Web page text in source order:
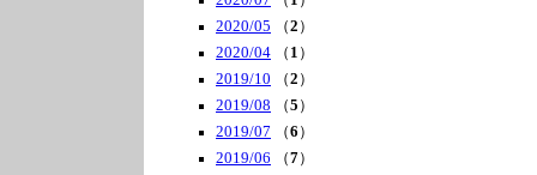
2020/05 （2 ）
2020/04 （ 1 ）
2019/10 （2 ）
2019/08 （5 ）
2019/07 （6 ）
2019/06 （7）